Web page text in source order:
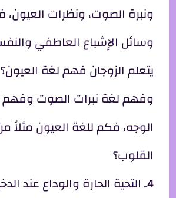
ونبرة الصوت، ونظرات
وسائل الإشباع العاطفي
يتعلم الزوجان فهم لغة العيون؟
وفهم لغة نبرات الصوت وفهم
الوجه، فكم للغة العيون مثلاً
القلوب؟
4ـ التحية الحارة والوداع عند